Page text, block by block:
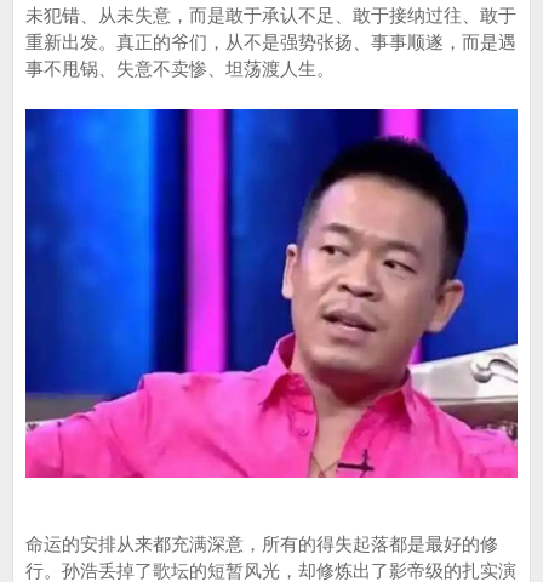
未犯错、从未失意，而是敢于承认不足、敢于接纳过往、敢于
重新出发。真正的爷们，从不是强势张扬、事事顺遂，而是遇
事不甩锅、失意不卖惨、坦荡渡人生。
命运的安排从来都充满深意，所有的得失起落都是最好的修
行。孙浩丢掉了歌坛的短暂风光，却修炼出了影帝级的扎实演